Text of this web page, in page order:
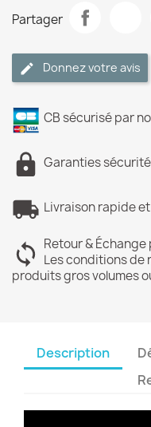
Partager
Donnez votre avis
CB sécurisé par
Garanties sécurité
Livraison rapide
Retour &
Les conditions de
produits gros volumes
Description